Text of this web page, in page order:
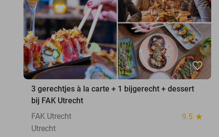
favorite_border
3 gerechtjes à la carte + 1 bijgerecht + dessert
bij FAK Utrecht
FAK Utrecht
9.5 star
Utrecht